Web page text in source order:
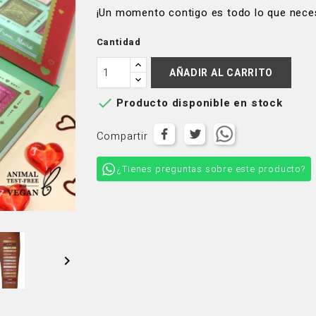

¡Un momento contigo es todo lo que
Cantidad
AÑADIR AL CARRITO
 Producto disponible en stock
Compartir
¿Tienes preguntas sobre este producto?